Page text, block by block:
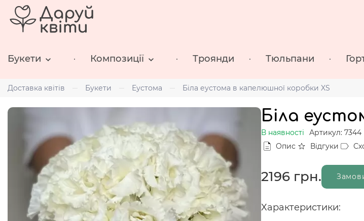
Букети Композиції Троянди Тюльпани
Доставка квітів Букети Еустома Біла еустома в капелюшної коробки XS
Біла
В наявності
Артикул: 7344
Опис
Відгуки
2196 грн.
Характеристики: